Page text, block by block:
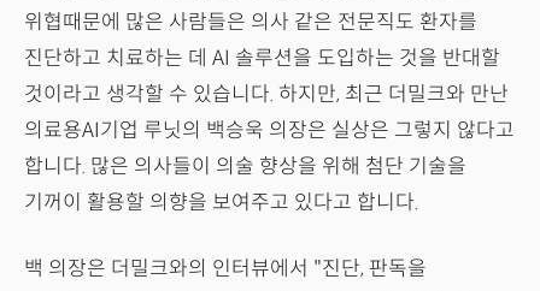
위협때문에 많은 사람들은 의사 같은 전문직도 환자를
진단하고 치료하는 데 AI 솔루션을 도입하는 것을 반대할
것이라고 생각할 수 있습니다. 하지만, 최근 더밀크와 만난
의료용AI기업 루닛의 백승욱 의장은 실상은 그렇지 않다고
합니다. 많은 의사들이 의술 향상을 위해 첨단 기술을
기꺼이 활용할 의향을 보여주고 있다고 합니다.
백 의장은 더밀크와의 인터뷰에서 "진단, 판독을